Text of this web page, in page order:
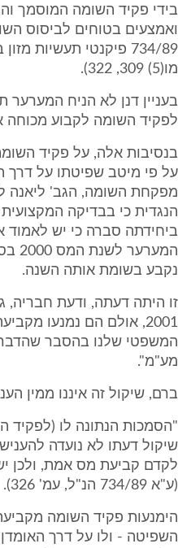
בידי פקיד השומה המוסמך
ואמצעים בטוחים לביסוס
734/89 פיקנטי תעשיות
מו(5) 309, 322).
בעניין דנן לא הניח
לפקיד השומה לקבוע מכוחה
בנסיבות אלה, על פקיד
על פי מיטב שפיטתו על דרך
מפקחת השומה, הגב' ליאנה
הנגדית כי בבדיקה
ביחידתה סברה כי יש לאמוד
נקבע בשומת אותה השנה.
2001, אולם הם נמנעו
המשפטי שלנו בהסבר שהדבר
מע"מ".
ברם, שיקול זה איננו ממין
"הסמכות הנתונה לו (לפקיד
שיקול דעתו לא נועדה
לקדם קביעת מס אמת, ולכן
(ע"א 734/89 הנ"ל, עמ' 326).
הימנעות פקיד השומה
השפיטה - ולו על דרך